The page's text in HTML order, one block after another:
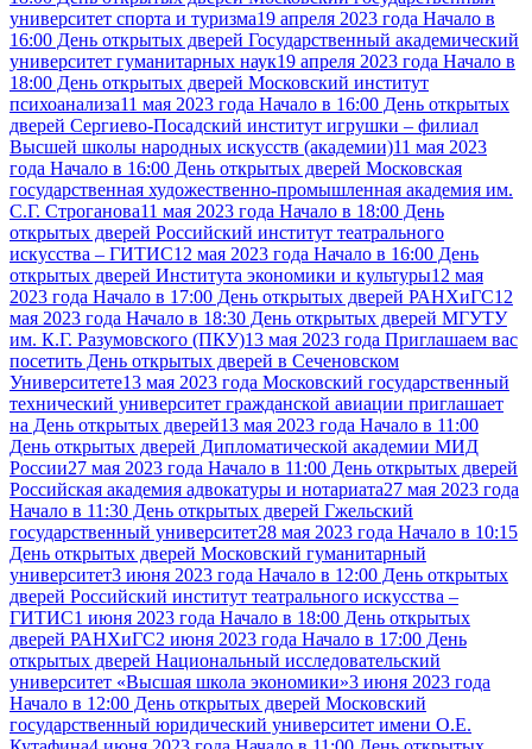
университет спорта и туризма19 апреля 2023 года Начало в
16:00 День открытых дверей Государственный академический
университет гуманитарных наук19 апреля 2023 года Начало в
18:00 День открытых дверей Московский институт
психоанализа11 мая 2023 года Начало в 16:00 День открытых
дверей Сергиево-Посадский институт игрушки – филиал
Высшей школы народных искусств (академии)11 мая 2023
года Начало в 16:00 День открытых дверей Московская
государственная художественно-промышленная академия им.
С.Г. Строганова11 мая 2023 года Начало в 18:00 День
открытых дверей Российский институт театрального
искусства – ГИТИС12 мая 2023 года Начало в 16:00 День
открытых дверей Института экономики и культуры12 мая
2023 года Начало в 17:00 День открытых дверей РАНХиГС12
мая 2023 года Начало в 18:30 День открытых дверей МГУТУ
им. К.Г. Разумовского (ПКУ)13 мая 2023 года Приглашаем вас
посетить День открытых дверей в Сеченовском
Университете13 мая 2023 года Московский государственный
технический университет гражданской авиации приглашает
на День открытых дверей13 мая 2023 года Начало в 11:00
День открытых дверей Дипломатической академии МИД
России27 мая 2023 года Начало в 11:00 День открытых дверей
Российская академия адвокатуры и нотариата27 мая 2023 года
Начало в 11:30 День открытых дверей Гжельский
государственный университет28 мая 2023 года Начало в 10:15
День открытых дверей Московский гуманитарный
университет3 июня 2023 года Начало в 12:00 День открытых
дверей Российский институт театрального искусства –
ГИТИС1 июня 2023 года Начало в 18:00 День открытых
дверей РАНХиГС2 июня 2023 года Начало в 17:00 День
открытых дверей Национальный исследовательский
университет «Высшая школа экономики»3 июня 2023 года
Начало в 12:00 День открытых дверей Московский
государственный юридический университет имени О.Е.